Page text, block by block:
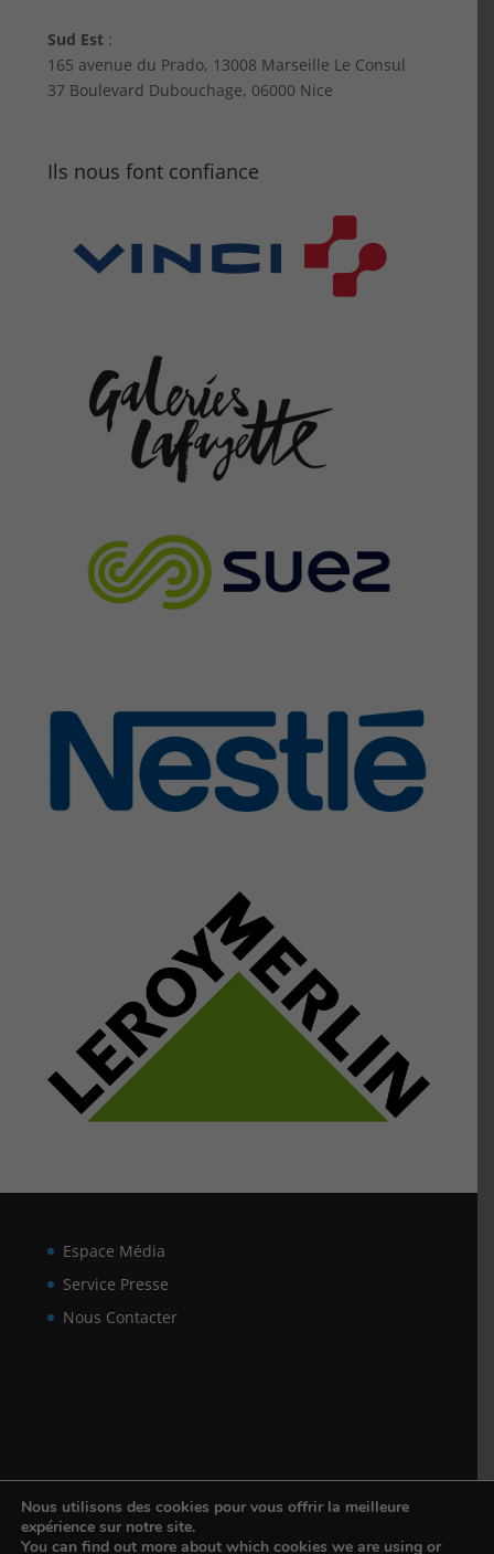
Sud Est :
165 avenue du Prado, 13008 Marseille Le Consul
37 Boulevard Dubouchage, 06000 Nice
Ils nous font confiance
Espace Média
Service Presse
Nous Contacter
Nous utilisons des cookies pour vous offrir la meilleure
expérience sur notre site.
You can find out more about which cookies we are using or